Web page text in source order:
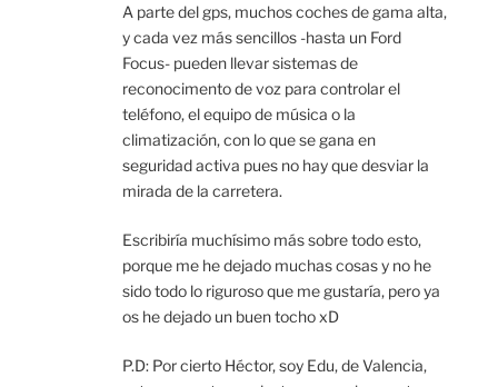
A parte del gps, muchos coches de gama alta,
y cada vez más sencillos -hasta un Ford
Focus- pueden llevar sistemas de
reconocimento de voz para controlar el
teléfono, el equipo de música o la
climatización, con lo que se gana en
seguridad activa pues no hay que desviar la
mirada de la carretera.
Escribiría muchísimo más sobre todo esto,
porque me he dejado muchas cosas y no he
sido todo lo riguroso que me gustaría, pero ya
os he dejado un buen tocho xD
P.D: Por cierto Héctor, soy Edu, de Valencia,